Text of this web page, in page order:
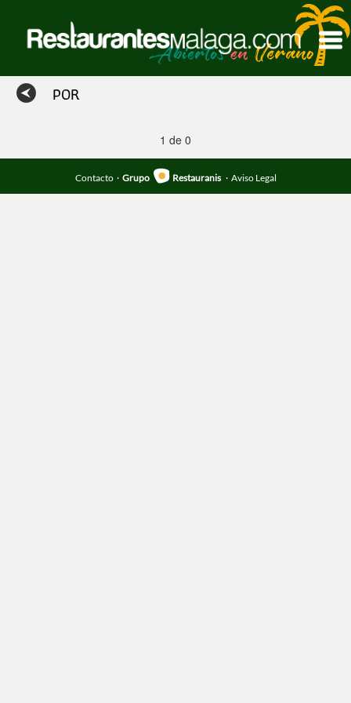
POR
1 de 0
Contacto· Grupo Restauranis · Aviso Legal